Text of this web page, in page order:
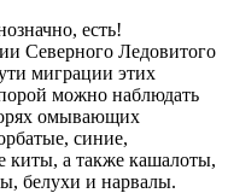
есть!
Северного Ледовитого
миграции этих
можно наблюдать
омывающих
синие,
киты, а также кашалоты,
белухи и нарвалы.